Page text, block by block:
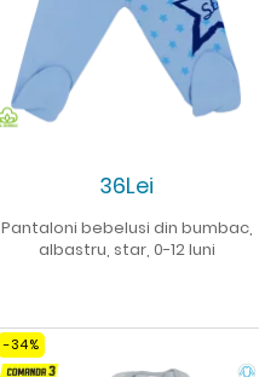
36Lei
Pantaloni bebelusi din bumbac,
albastru, star, 0-12 luni
-34%